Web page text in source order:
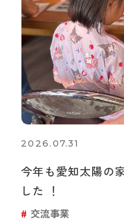
2026.07.31
今年も愛知太陽の
した ！
交流事業